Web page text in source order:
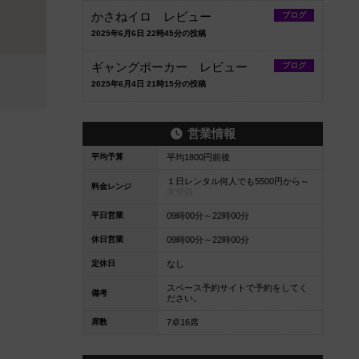
ブログ
かさねイロ レビュー
2025年6月6日 22時45分の投稿
ブログ
ギャングポーカー レビュー
2025年6月4日 21時15分の投稿
営業情報
平均予算 平均1800円前後
料金レンジ
１日レンタル何人でも5500円から～
平日営業 09時00分～22時00分
休日営業 09時00分～22時00分
定休日 なし
備考
スペース予約サイトで予約をしてく
ださい。
席数 7卓16席